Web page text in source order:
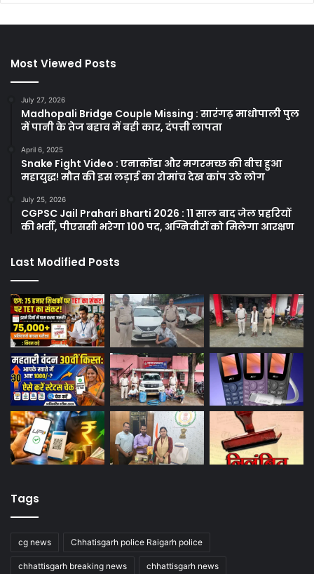
Most Viewed Posts
July 27, 2026
Madhopali Bridge Couple Missing : सारंगढ़ माधोपाली पुल
में पानी के तेज बहाव में बही कार, दंपत्ती लापता
April 6, 2025
Snake Fight Video : एनाकोंडा और मगरमच्छ की बीच हुआ
महायुद्ध! मौत की इस लड़ाई का रोमांच देख कांप उठे लोग
July 25, 2026
CGPSC Jail Prahari Bharti 2026 : 11 साल बाद जेल प्रहरियों
की भर्ती, पीएससी भरेगा 100 पद, अग्निवीरों को मिलेगा आरक्षण
Last Modified Posts
Tags
cg news Chhatisgarh police Raigarh police
chhattisgarh breaking news chhattisgarh news